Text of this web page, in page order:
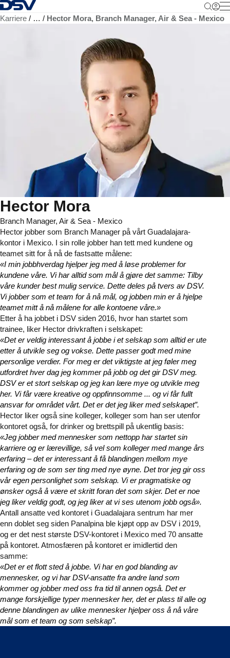
Tilbake til hjemmesiden
Karriere … Hector Mora, Branch Manager, Air & Sea - Mexico
Hector Mora
Branch Manager, Air & Sea - Mexico
Hector jobber som Branch Manager på vårt Guadalajara-
kontor i Mexico. I sin rolle jobber han tett med kundene og
teamet sitt for å nå de fastsatte målene:
«I min jobbhverdag hjelper jeg med å løse problemer for
kundene våre. Vi har alltid som mål å gjøre det samme: Tilby
våre kunder best mulig service. Dette deles på tvers av DSV.
Vi jobber som et team for å nå mål, og jobben min er å hjelpe
teamet mitt å nå målene for alle kontoene våre.»
Etter å ha jobbet i DSV siden 2016, hvor han startet som
trainee, liker Hector drivkraften i selskapet:
«Det er veldig interessant å jobbe i et selskap som alltid er ute
etter å utvikle seg og vokse. Dette passer godt med mine
personlige verdier. For meg er det viktigste at jeg føler meg
utfordret hver dag jeg kommer på jobb og det gir DSV meg.
DSV er et stort selskap og jeg kan lære mye og utvikle meg
her. Vi får være kreative og oppfinnsomme ... og vi får fullt
ansvar for området vårt. Det er det jeg liker med selskapet”.
Hector liker også sine kolleger, kolleger som han ser utenfor
kontoret også, for drinker og brettspill på ukentlig basis:
«Jeg jobber med mennesker som nettopp har startet sin
karriere og er lærevillige, så vel som kolleger med mange års
erfaring – det er interessant å få blandingen mellom mye
erfaring og de som ser ting med nye øyne. Det tror jeg gir oss
vår egen personlighet som selskap. Vi er pragmatiske og
ønsker også å være et skritt foran det som skjer. Det er noe
jeg liker veldig godt, og jeg liker at vi ses utenom jobb også».
Antall ansatte ved kontoret i Guadalajara sentrum har mer
enn doblet seg siden Panalpina ble kjøpt opp av DSV i 2019,
og er det nest største DSV-kontoret i Mexico med 70 ansatte
på kontoret. Atmosfæren på kontoret er imidlertid den
samme:
«Det er et flott sted å jobbe. Vi har en god blanding av
mennesker, og vi har DSV-ansatte fra andre land som
kommer og jobber med oss fra tid til annen også. Det er
mange forskjellige typer mennesker her, det er plass til alle og
denne blandingen av ulike mennesker hjelper oss å nå våre
mål som et team og som selskap”.